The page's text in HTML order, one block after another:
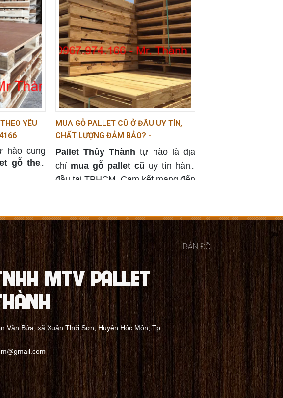
thường được làm từ gỗ tự nhiên hoặc gỗ công nghiệp, đảm bảo độ bền
Khách hàng có thể yêu cầu kích thước pallet theo nhu cầu sử
kích thước, khách hàng cũng có thể yêu cầu thiết kế pallet phù
cam kết mang đến các sản phẩm
pallet gỗđáp ứng nhu cầu đa dạng
của ngành công nghiệp và logistics.
YÊU
hào cung
gỗ theo
MUA GỖ PALLET CŨ Ở ĐÂU UY TÍN,
CHẤT LƯỢNG ĐẢM BẢO? -
0967974166
Pallet Thủy Thành tự hào là địa
chỉ mua gỗ pallet cũ uy tín hàng
đầu tại TPHCM. Cam kết mang đến
hệ ngay!
MTV PALLET
Văn Bứa, xã Xuân Thới Sơn, Huyện Hóc Môn, Tp.
BẢN ĐỒ